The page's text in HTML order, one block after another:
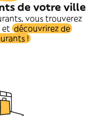
de votre ville
vous trouverez
et découvrirez de
!